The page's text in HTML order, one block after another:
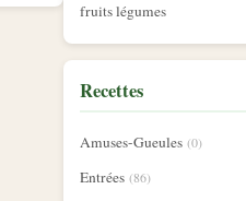
fruits légumes
Recettes
Amuses-Gueules (0)
Entrées (86)